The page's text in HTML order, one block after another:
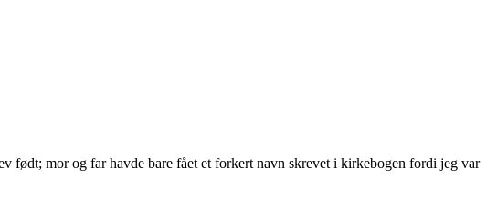
født; mor og far havde bare fået et forkert navn skrevet i kirkebogen fordi jeg var